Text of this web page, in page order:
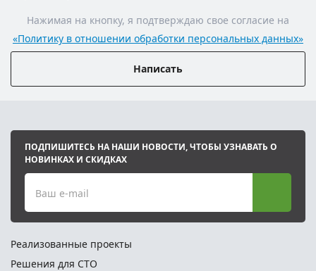
Нажимая на кнопку, я подтверждаю свое согласие на
«Политику в отношении обработки персональных данных»
Написать
ПОДПИШИТЕСЬ НА НАШИ НОВОСТИ, ЧТОБЫ УЗНАВАТЬ О
НОВИНКАХ И СКИДКАХ
Ваш e-mail
Реализованные проекты
Решения для СТО